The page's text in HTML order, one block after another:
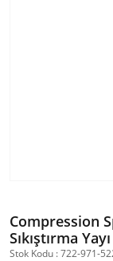
Compression
Sıkıştırma Yayı
Stok Kodu : 722-971-